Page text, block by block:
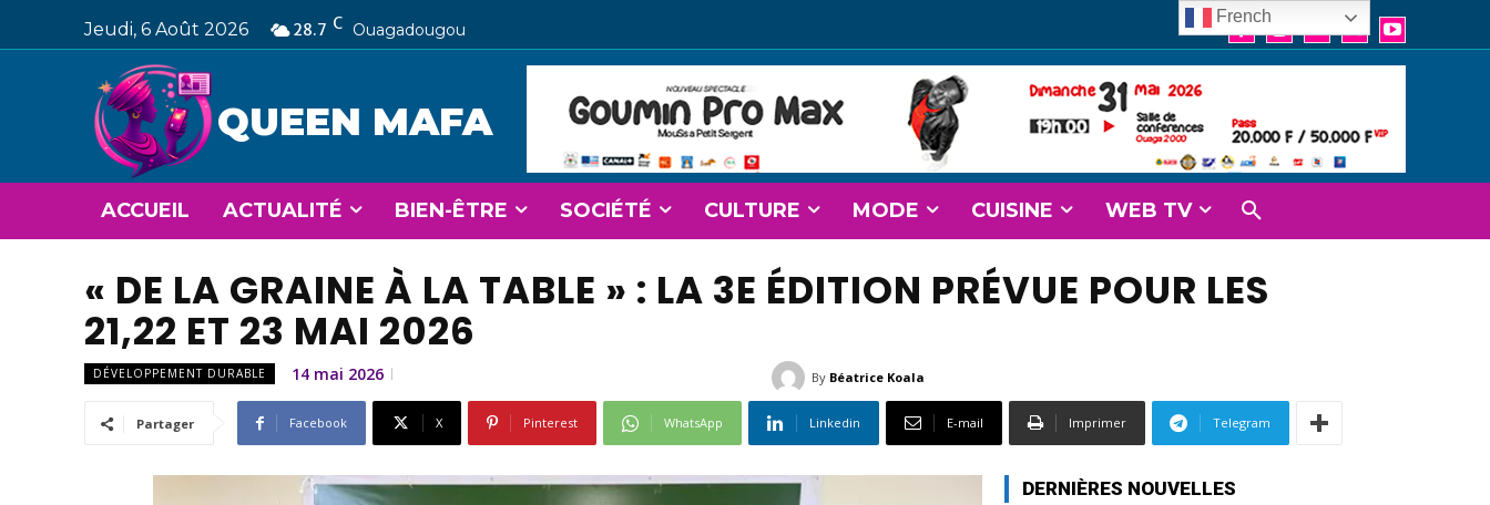
Jeudi, 6 Août 2026 28.7 C Ouagadougou
QUEEN MAFA
ACCUEIL ACTUALITÉ BIEN-ÊTRE SOCIÉTÉ CULTURE MODE CUISINE WEB TV
« DE LA GRAINE À LA TABLE » : LA 3E ÉDITION PRÉVUE POUR LES
21,22 ET 23 MAI 2026
DÉVELOPPEMENT DURABLE 14 mai 2026 By Béatrice Koala
Partager Facebook X Pinterest WhatsApp Linkedin E-mail Imprimer Telegram
DERNIÈRES NOUVELLES
French